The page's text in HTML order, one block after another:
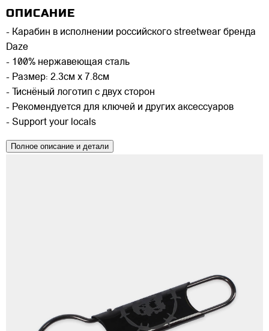
ОПИСАНИЕ
- Карабин в исполнении российского streetwear бренда
Daze
- 100% нержавеющая сталь
- Размер: 2.3см x 7.8см
- Тиснёный логотип с двух сторон
- Рекомендуется для ключей и других аксессуаров
- Support your locals
Полное описание и детали